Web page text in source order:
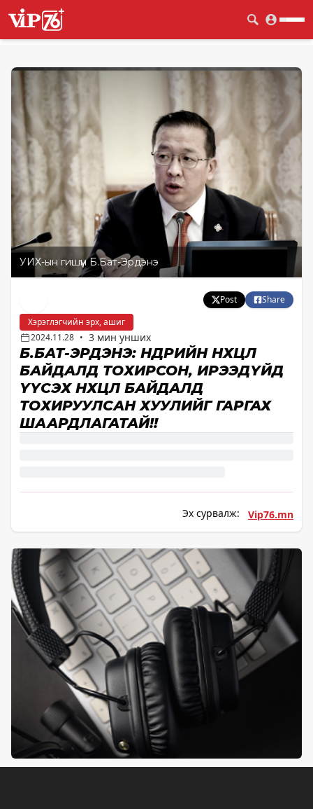
УИХ-ын гишүүн Б.Бат-Эрдэнэ
Post
Share
Хэрэглэгчийн эрх, ашиг
2024.11.28 • 3 мин унших
Б.БАТ-ЭРДЭНЭ: ӨНӨӨДРИЙН НӨХЦӨЛ
БАЙДАЛД ТОХИРСОН, ИРЭЭДҮЙД
ҮҮСЭХ НӨХЦӨЛ БАЙДАЛД
ТОХИРУУЛСАН ХУУЛИЙГ ГАРГАХ
ШААРДЛАГАТАЙ!!
Эх сурвалж: Vip76.mn